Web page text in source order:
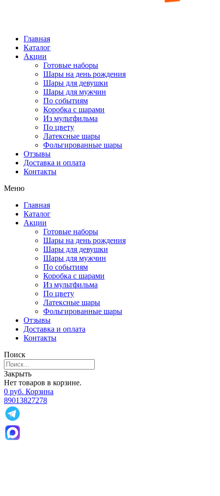
Главная
Каталог
Акции
Готовые наборы
Шары на день рождения
Шары для девушки
Шары для мужчин
По событиям
Коробка с шарами
Из мультфильма
По цвету
Латексные шары
Фольгированные шары
Отзывы
Доставка и оплата
Контакты
Меню
Главная
Каталог
Акции
Готовые наборы
Шары на день рождения
Шары для девушки
Шары для мужчин
По событиям
Коробка с шарами
Из мультфильма
По цвету
Латексные шары
Фольгированные шары
Отзывы
Доставка и оплата
Контакты
Поиск
Закрыть
Нет товаров в корзине.
0 руб. Корзина
89013827278